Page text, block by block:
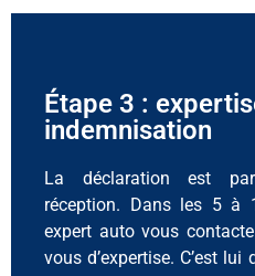
Étape 3 :
indemnisation
La déclaration est
réception. Dans les 5 à
expert auto vous
vous d’expertise. C’est